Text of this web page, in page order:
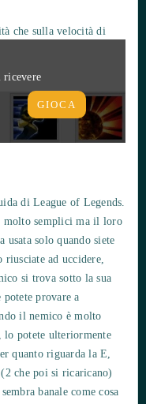
che sulla velocità di
ricevere
GIOCA
di League of Legends.
molto semplici ma il loro
solo quando siete
riusciate ad uccidere,
si trova sotto la sua
provare a
il nemico è molto
lo potete ulteriormente
quanto riguarda la E,
che poi si ricaricano)
banale come cosa